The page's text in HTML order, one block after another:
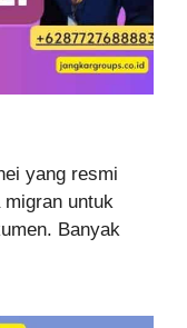
yang resmi
untuk
Banyak